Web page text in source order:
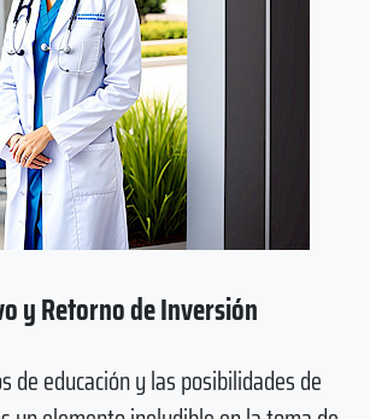
y Retorno de Inversión
de educación y las posibilidades de